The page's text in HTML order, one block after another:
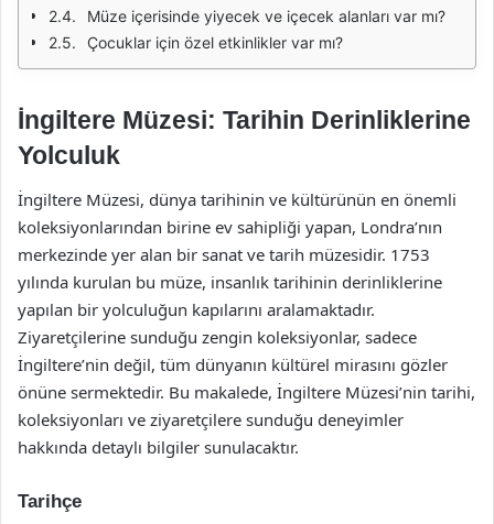
Müze içerisinde yiyecek ve içecek alanları var mı?
Çocuklar için özel etkinlikler var mı?
İngiltere Müzesi: Tarihin Derinliklerine
Yolculuk
İngiltere Müzesi, dünya tarihinin ve kültürünün en önemli
koleksiyonlarından birine ev sahipliği yapan, Londra’nın
merkezinde yer alan bir sanat ve tarih müzesidir. 1753
yılında kurulan bu müze, insanlık tarihinin derinliklerine
yapılan bir yolculuğun kapılarını aralamaktadır.
Ziyaretçilerine sunduğu zengin koleksiyonlar, sadece
İngiltere’nin değil, tüm dünyanın kültürel mirasını gözler
önüne sermektedir. Bu makalede, İngiltere Müzesi’nin tarihi,
koleksiyonları ve ziyaretçilere sunduğu deneyimler
hakkında detaylı bilgiler sunulacaktır.
Tarihçe